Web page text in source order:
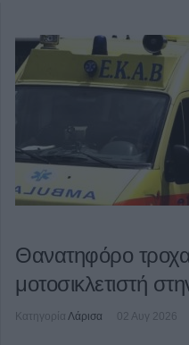
Θανατηφόρο
μοτοσικλετιστή
Κατηγορία Λάρισα 02 Αυγ 2026